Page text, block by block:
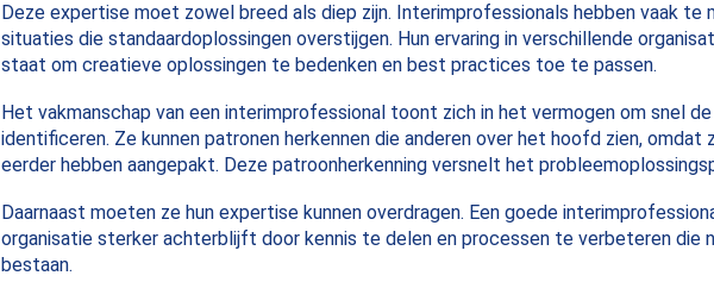
Deze expertise moet zowel breed als diep zijn. Interimprofessionals hebben vaak te
situaties die standaardoplossingen overstijgen. Hun ervaring in verschillende
staat om creatieve oplossingen te bedenken en best practices toe te passen.
Het vakmanschap van een interimprofessional toont zich in het vermogen om snel
identificeren. Ze kunnen patronen herkennen die anderen over het hoofd zien, omdat
eerder hebben aangepakt. Deze patroonherkenning versnelt het
Daarnaast moeten ze hun expertise kunnen overdragen. Een goede
organisatie sterker achterblijft door kennis te delen en processen te verbeteren die
bestaan.